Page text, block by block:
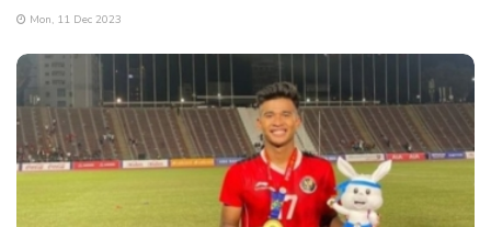
Mon, 11 Dec 2023